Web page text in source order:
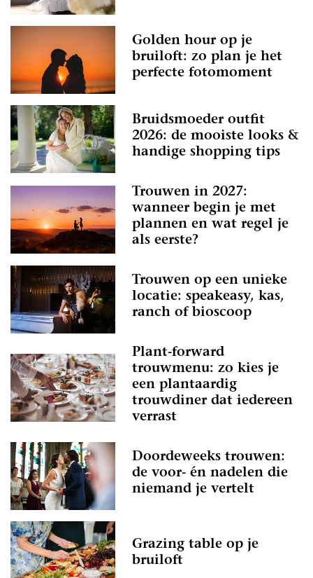
Golden hour op je
bruiloft: zo plan je het
perfecte fotomoment
Bruidsmoeder outfit
2026: de mooiste looks &
handige shopping tips
Trouwen in 2027:
wanneer begin je met
plannen en wat regel je
als eerste?
Trouwen op een unieke
locatie: speakeasy, kas,
ranch of bioscoop
Plant-forward
trouwmenu: zo kies je
een plantaardig
trouwdiner dat iedereen
verrast
Doordeweeks trouwen:
de voor- én nadelen die
niemand je vertelt
Grazing table op je
bruiloft